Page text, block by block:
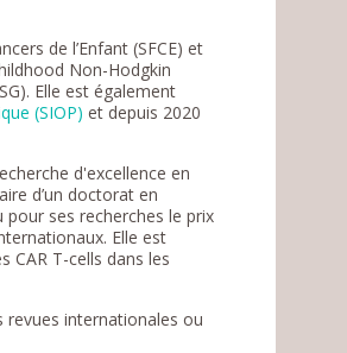
de l’Enfant (SFCE) et
Non-Hodgkin
Elle est également
(SIOP)et depuis 2020
d'excellence en
d’un doctorat en
pour ses recherches le prix
Elle est
CAR T-cells dans les
revues internationales ou